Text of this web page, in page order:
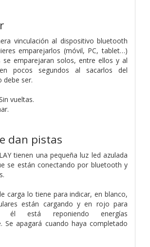
vinculación al dispositivo bluetooth
emparejarlos (móvil, PC, tablet…)
se emparejaran solos, entre ellos y al
pocos segundos al sacarlos del
debe ser.
vueltas.
dan pistas
tienen una pequeña luz led azulada
se están conectando por bluetooth y
carga lo tiene para indicar, en blanco,
están cargando y en rojo para
él está reponiendo energías
Se apagará cuando haya completado